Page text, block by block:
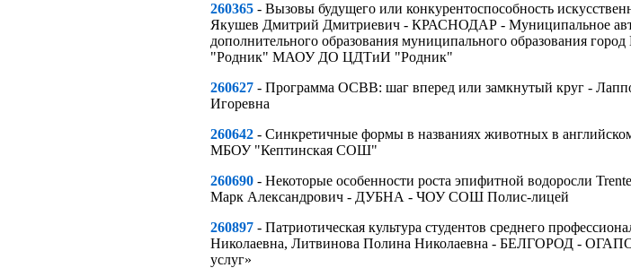
260365 - Вызовы будущего или конкурентоспособность
Якушев Дмитрий Дмитриевич - КРАСНОДАР - Муниципальное
дополнительного образования муниципального образования
"Родник" МАОУ ДО ЦДТиИ "Родник"
260627 - Программа ОСВВ: шаг вперед или замкнутый круг -
Игоревна
260642 - Синкретичные формы в названиях животных в
МБОУ "Кептинская СОШ"
260690 - Некоторые особенности роста эпифитной водоросли
Марк Александрович - ДУБНА - ЧОУ СОШ Полис-лицей
260897 - Патриотическая культура студентов среднего
Николаевна, Литвинова Полина Николаевна - БЕЛГОРОД -
услуг»